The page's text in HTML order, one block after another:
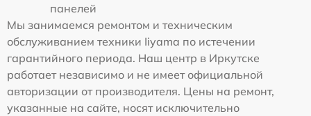
панелей
Мы занимаемся ремонтом и техническим
обслуживанием техники Iiyama по истечении
гарантийного периода. Наш центр в Иркутске
работает независимо и не имеет официальной
авторизации от производителя. Цены на ремонт,
указанные на сайте, носят исключительно